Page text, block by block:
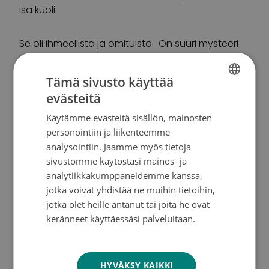
isä kuoli.
Se oli ihmeellistä ja omituista. On suuri mysteeri
mihin häviää ihminen, joka oli juuri siinä?
Isän kuoltua kirjoitin Facebookiin pienen
kirjoituksen suhteestamme ja isän kuolemasta.
Sain paljon viestejä Facebook-kavereilta, joiden
kanssa ei ole muuta yhteistä kuin työprojekti,
menneisyyden partioleiri tai joku dj-setti. Ihmiset
avautuivat yllättävän paljon etenkin
suhteestaan kuolleisiin vanhempiinsa. Monilla ei
ollut ollut mahdollisuutta puhua mistään
vanhempiensa kanssa.
hän sai elää niinkin vanhaksi. Me myös
SWEDISH
Tämä sivusto käyttää
evästeitä
Käytämme evästeitä sisällön, mainosten
personointiin ja liikenteemme
analysointiin. Jaamme myös tietoja
sivustomme käytöstäsi mainos- ja
analytiikkakumppaneidemme kanssa,
jotka voivat yhdistää ne muihin tietoihin,
jotka olet heille antanut tai joita he ovat
keränneet käyttäessäsi palveluitaan.
HYVÄKSY KAIKKI